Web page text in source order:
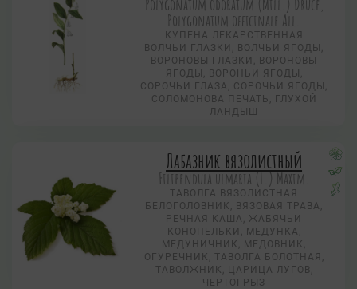
Polygonatum odoratum (Mill.) Druce,
Polygonatum officinale All.
КУПЕНА ЛЕКАРСТВЕННАЯ
ВОЛЧЬИ ГЛАЗКИ, ВОЛЧЬИ ЯГОДЫ,
ВОРОНОВЫ ГЛАЗКИ, ВОРОНОВЫ
ЯГОДЫ, ВОРОНЬИ ЯГОДЫ,
СОРОЧЬИ ГЛАЗА, СОРОЧЬИ ЯГОДЫ,
СОЛОМОНОВА ПЕЧАТЬ, ГЛУХОЙ
ЛАНДЫШ
Лабазник вязолистный
Filipendula ulmaria (L.) Maxim.
ТАВОЛГА ВЯЗОЛИСТНАЯ
БЕЛОГОЛОВНИК, ВЯЗОВАЯ ТРАВА,
РЕЧНАЯ КАША, ЖАБЯЧЬИ
КОНОПЕЛЬКИ, МЕДУНКА,
МЕДУНИЧНИК, МЕДОВНИК,
ОГУРЕЧНИК, ТАВОЛГА БОЛОТНАЯ,
ТАВОЛЖНИК, ЦАРИЦА ЛУГОВ,
ЧЕРТОГРЫЗ